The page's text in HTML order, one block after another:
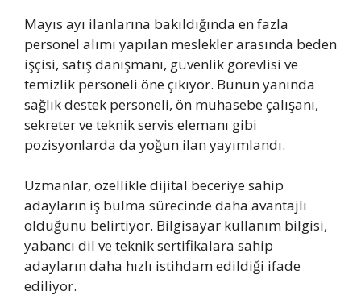
Mayıs ayı ilanlarına bakıldığında en fazla
personel alımı yapılan meslekler arasında beden
işçisi, satış danışmanı, güvenlik görevlisi ve
temizlik personeli öne çıkıyor. Bunun yanında
sağlık destek personeli, ön muhasebe çalışanı,
sekreter ve teknik servis elemanı gibi
pozisyonlarda da yoğun ilan yayımlandı.
Uzmanlar, özellikle dijital beceriye sahip
adayların iş bulma sürecinde daha avantajlı
olduğunu belirtiyor. Bilgisayar kullanım bilgisi,
yabancı dil ve teknik sertifikalara sahip
adayların daha hızlı istihdam edildiği ifade
ediliyor.